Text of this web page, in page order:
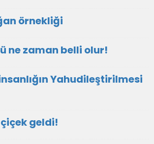
örnekliği
ne zaman belli olur!
Yahudileştirilmesi
geldi!